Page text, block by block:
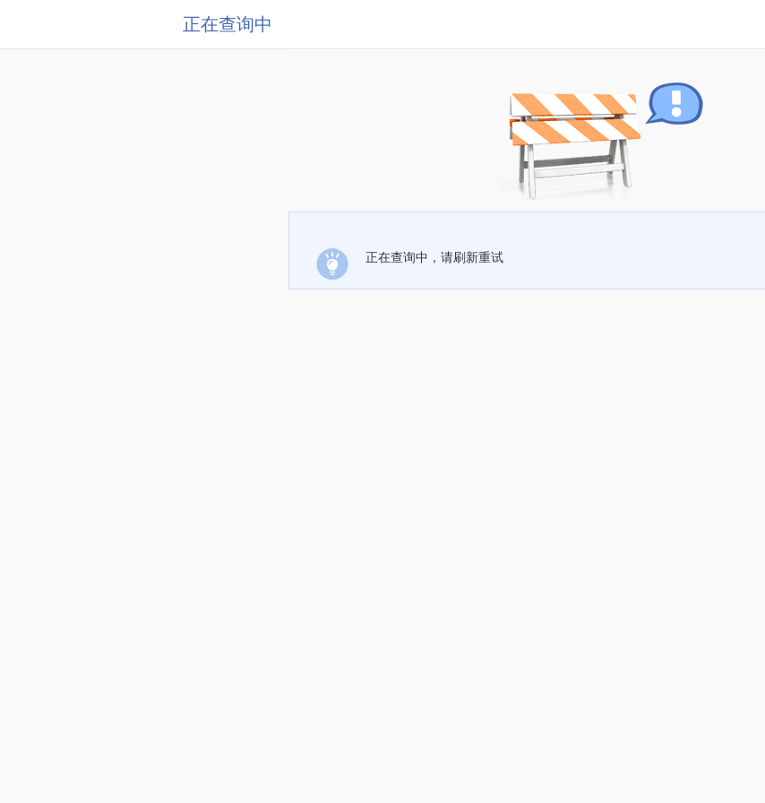
正在查询中
正在查询中，请刷新重试